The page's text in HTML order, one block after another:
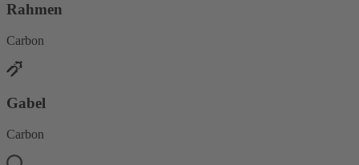
Rahmen
Carbon
Gabel
Carbon